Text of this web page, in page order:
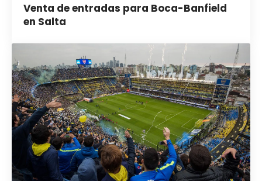
Venta de entradas para Boca-Banfield
en Salta